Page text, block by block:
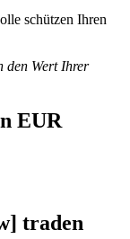
schützen Ihren
den Wert Ihrer
EUR
traden